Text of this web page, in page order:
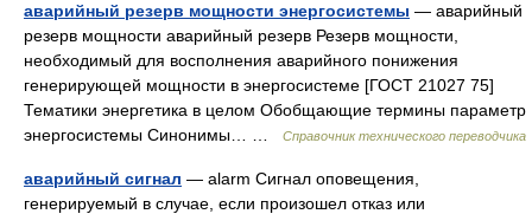
аварийный резерв мощности энергосистемы — аварийный
резерв мощности аварийный резерв Резерв мощности,
необходимый для восполнения аварийного понижения
генерирующей мощности в энергосистеме [ГОСТ 21027 75]
Тематики энергетика в целом Обобщающие термины параметр
энергосистемы Синонимы… …
Справочник технического переводчика
аварийный сигнал — alarm Сигнал оповещения,
генерируемый в случае, если произошел отказ или